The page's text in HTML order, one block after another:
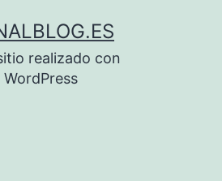
realizado con
WordPress